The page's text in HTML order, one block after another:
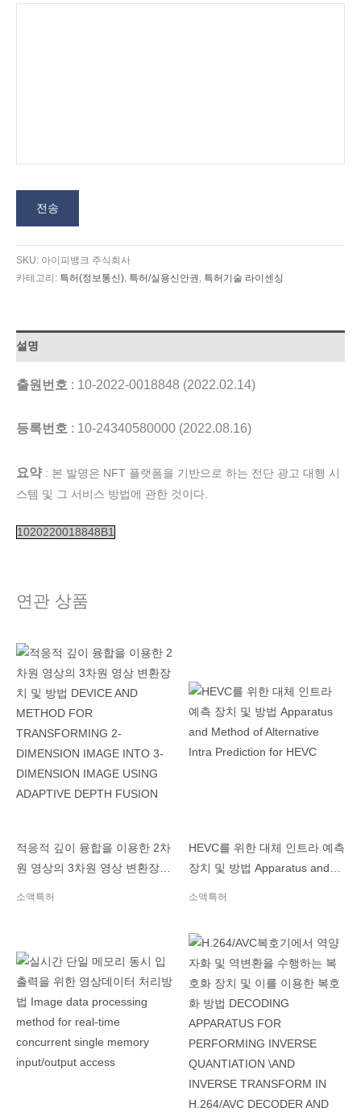
전송
SKU: 아이피뱅크 주식회사
카테고리: 특허(정보통신) 특허/실용신안권 특허기술 라이센싱
설명
출원번호 : 10-2022-0018848 (2022.02.14)
등록번호 : 10-24340580000 (2022.08.16)
요약 : 본 발명은 NFT 플랫폼을 기반으로 하는 전단 광고 대행 시
스템 및 그 서비스 방법에 관한 것이다.
1020220018848B1
연관 상품
적응적 깊이 융합을 이용한 2차
원 영상의 3차원 영상 변환장치
DIMENSION IMAGE USING
ADAPTIVE DEPTH FUSION
소액특허
HEVC를 위한 대체 인트라 예측
장치 및 방법 Apparatus and
소액특허